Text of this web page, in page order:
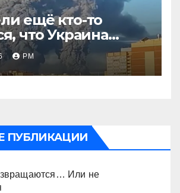
ещё кто-то
что Украина
РМ
ПУБЛИКАЦИИ
Или не